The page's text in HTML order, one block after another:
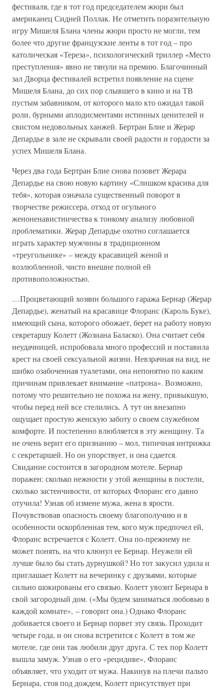
фестиваля, где в тот год председателем жюри был
американец Сидней Поллак. Не отметить поразительную
игру Мишеля Блана члены жюри просто не могли, тем
более что другие французские ленты в тот год – про
католическая «Тереза», психологический триллер «Место
преступления» явно не тянули на премию. Благочинный
зал Дворца фестивалей встретил появление на сцене
Мишеля Блана, до сих пор слывшего в кино и на ТВ
пустым забавником, от которого мало кто ожидал такой
роли, бурными аплодисментами истинных ценителей и
свистом недовольных ханжей. Бертран Блие и Жерар
Депардье в зале не скрывали своей радости и гордости за
успех Мишеля Блана.
Через два года Бертран Блие снова позовет Жерара
Депардье на свою новую картину «Слишком красива для
тебя», которая означала существенный поворот в
творчестве режиссера, отход от огульного
женоненавистничества к тонкому анализу любовной
проблематики. Жерар Депардье охотно соглашается
играть характер мужчины в традиционном
«треугольнике» – между красавицей женой и
возлюбленной, чисто внешне полной ей
противоположностью.
…Процветающий хозяин большого гаража Бернар (Жерар
Депардье), женатый на красавице Флоранс (Кароль Буке),
имеющий сына, которого обожает, берет на работу новую
секретаршу Колетт (Жозиана Баласко). Она считает себя
неудачницей, испробовала много профессий и поставила
крест на своей сексуальной жизни. Невзрачная на вид, не
шибко озабоченная туалетами, она непонятно по каким
причинам привлекает внимание «патрона». Возможно,
потому что решительно не похожа на жену, привыкшую,
чтобы перед ней все стелились. А тут он внезапно
ощущает простую женскую заботу о своем служебном
комфорте. И постепенно влюбляется в эту женщину. Та
не очень верит его признанию – мол, типичная интрижка
с секретаршей. Но он упорствует, и она сдается.
Свидание состоится в загородном мотеле. Бернар
поражен: сколько нежности у этой женщины в постели,
сколько застенчивости, от которых Флоранс его давно
отучила! Узнав об измене мужа, жена в ярости.
Почувствовав опасность своему благополучию и в
особенности оскорбленная тем, кого муж предпочел ей,
Флоранс встречается с Колетт. Она по-прежнему не
может понять, на что клюнул ее Бернар. Неужели ей
лучше было бы стать дурнушкой? Но тот закусил удила и
приглашает Колетт на вечеринку с друзьями, которые
сильно шокированы его связью. Колетт увозит Бернара в
свой загородный дом. («Мы будем заниматься любовью в
каждой комнате», – говорит она.) Однако Флоранс
добивается своего и Бернар порвет эту связь. Проходит
четыре года, и он снова встретится с Колетт в том же
мотеле, где они так любили друг друга. С тех пор Колетт
вышла замуж. Узнав о его «рецидиве», Флоранс
объявляет, что уходит от мужа. Накинув на плечи пальто
Бернара, стоя под дождем, Колетт присутствует при